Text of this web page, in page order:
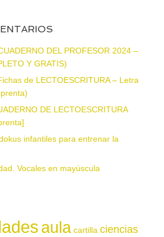
DEL PROFESOR 2024 –
Y GRATIS)
de LECTOESCRITURA – Letra
DE LECTOESCRITURA
infantiles para entrenar la
Vocales en mayúscula
aula cartilla ciencias